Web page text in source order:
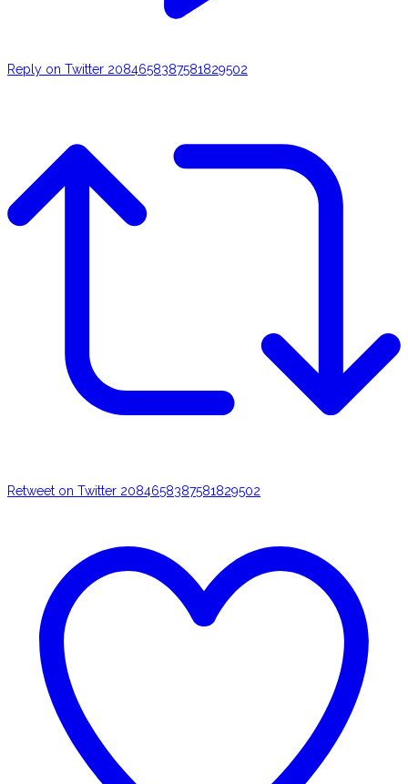
Reply on Twitter 2084658387581829502
Retweet on Twitter 2084658387581829502